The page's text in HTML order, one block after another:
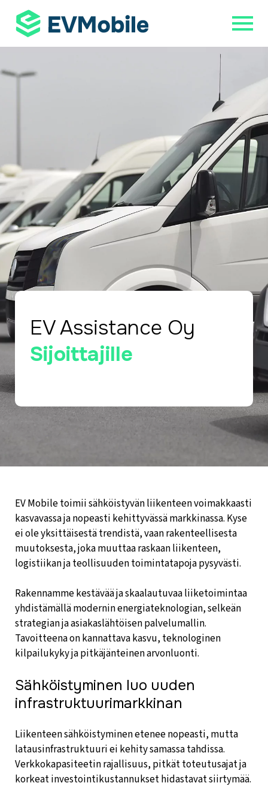
EV Assistance Oy
Sijoittajille
EV Mobile toimii sähköistyvän liikenteen voimakkaasti
kasvavassa ja nopeasti kehittyvässä markkinassa. Kyse
ei ole yksittäisestä trendistä, vaan rakenteellisesta
muutoksesta, joka muuttaa raskaan liikenteen,
logistiikan ja teollisuuden toimintatapoja pysyvästi.
Rakennamme kestävää ja skaalautuvaa liiketoimintaa
yhdistämällä modernin energiateknologian, selkeän
strategian ja asiakaslähtöisen palvelumallin.
Tavoitteena on kannattava kasvu, teknologinen
kilpailukyky ja pitkäjänteinen arvonluonti.
Sähköistyminen luo uuden
infrastruktuurimarkkinan
Liikenteen sähköistyminen etenee nopeasti, mutta
latausinfrastruktuuri ei kehity samassa tahdissa.
Verkkokapasiteetin rajallisuus, pitkät toteutusajat ja
korkeat investointikustannukset hidastavat siirtymää.